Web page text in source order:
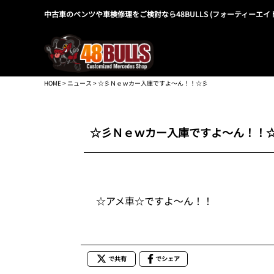
中古車のベンツや車検修理をご検討なら48BULLS (フォーティーエイ
HOME> ニュース > ☆彡Ｎｅｗカー入庫ですよ～ん！！☆彡
☆彡Ｎｅｗカー入庫ですよ～ん！！
☆アメ車☆ですよ～ん！！
で共有 でシェア